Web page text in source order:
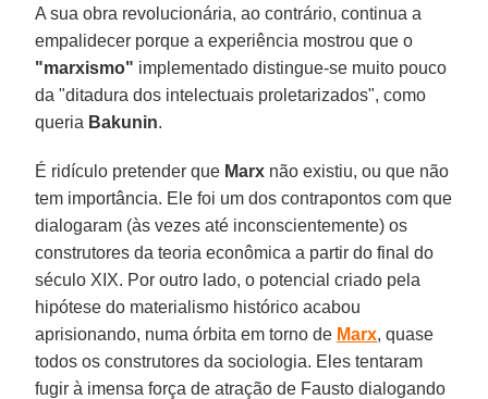
A sua obra revolucionária, ao contrário, continua a
empalidecer porque a experiência mostrou que o
"marxismo" implementado distingue-se muito pouco
da "ditadura dos intelectuais proletarizados", como
queria Bakunin.
É ridículo pretender que Marx não existiu, ou que não
tem importância. Ele foi um dos contrapontos com que
dialogaram (às vezes até inconscientemente) os
construtores da teoria econômica a partir do final do
século XIX. Por outro lado, o potencial criado pela
hipótese do materialismo histórico acabou
aprisionando, numa órbita em torno de Marx, quase
todos os construtores da sociologia. Eles tentaram
fugir à imensa força de atração de Fausto dialogando